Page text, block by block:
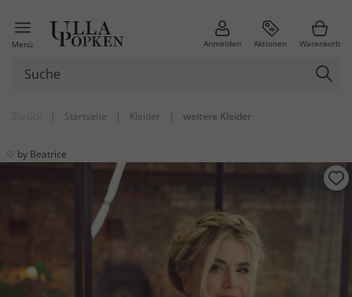
Menü Anmelden Aktionen Warenkorb
| Startseite | Kleider | weitere Kleider
♡ by Beatrice